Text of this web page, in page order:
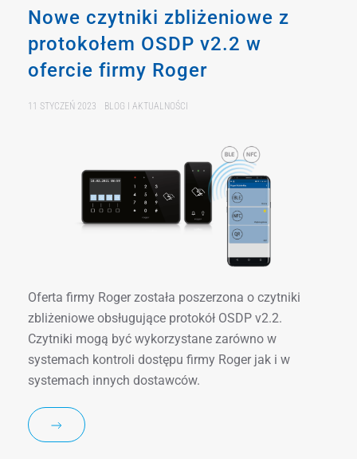
Nowe czytniki zbliżeniowe z
protokołem OSDP v2.2 w
ofercie firmy Roger
11 STYCZEŃ 2023 BLOG I AKTUALNOŚCI
Oferta firmy Roger została poszerzona o czytniki
zbliżeniowe obsługujące protokół OSDP v2.2.
Czytniki mogą być wykorzystane zarówno w
systemach kontroli dostępu firmy Roger jak i w
systemach innych dostawców.